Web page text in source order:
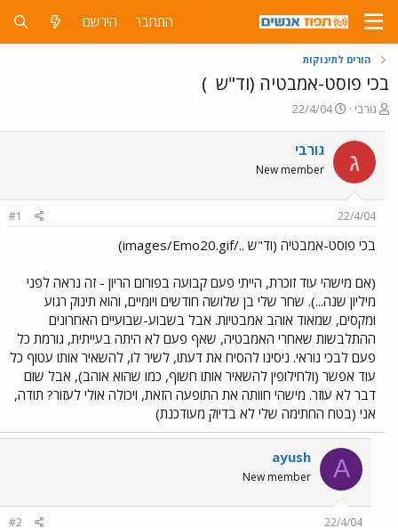
התחבר הירשם
הורים לתינוקות
בכי פוסט-אמבטיה (וד"ש )
פ
ח
ה
ו
ש
גורבי
פ
ת
י
22/4/04
ג גורבי
New member
22/4/04
#1
בכי פוסט-אמבטיה (וד"ש ../images/Emo20.gif)
(אם מישהי עוד זוכרת, הייתי פעם קבועה בפורום הריון - זה נראה לפני
מיליון שנה...). שחר שלי בן שלושה חודשים ויומיים, והוא תינוק רגוע
ומקסים, שמאוד אוהב אמבטיות. אבל בשבוע-שבועיים האחרונים
ההתלבשות שאחרי האמבטיה, שאף פעם לא היתה בעייתית, גורמת כל
פעם לבכי נוראי. ניסינו להסיח את דעתו, לשיר לו, להשאיר אותו עטוף כל
עוד אפשר (ולחילופין להשאיר אותו חשוף, כמו שהוא אוהב), אבל שום
דבר לא עוזר. מישהי חוותה את התופעה הזאת, ויכולה אולי לעזור? תודה,
אני (בטח החתימה שלי לא בדיוק מעודכנת)
A
ayush
New member
22/4/04
#2